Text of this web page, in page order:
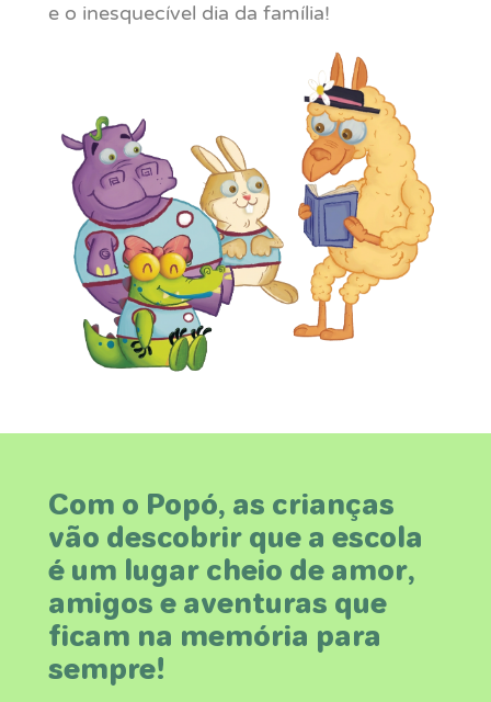
e o inesquecível dia da família! ‍
Com o Popó, as crianças
vão descobrir que a escola
é um lugar cheio de amor,
amigos e aventuras que
ficam na memória para
sempre!